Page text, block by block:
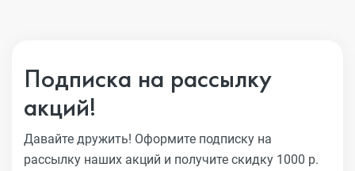
Подписка на рассылку
акций!
Давайте дружить! Оформите подписку на
рассылку наших акций и получите скидку 1000 р.